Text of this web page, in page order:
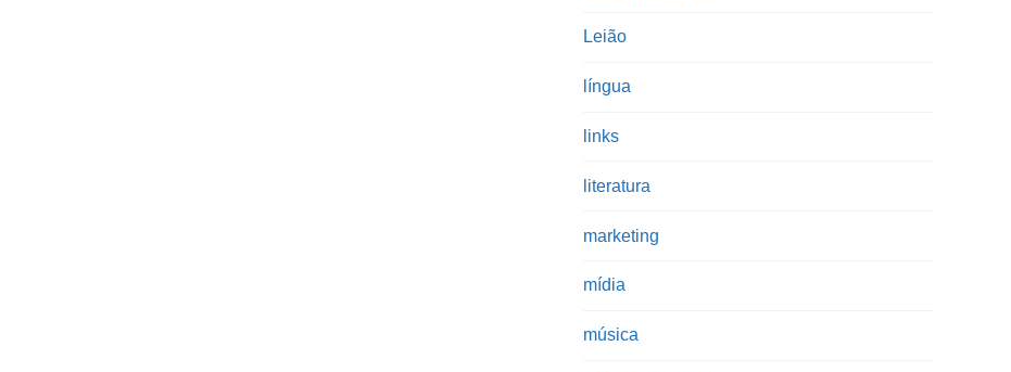
Leião
língua
links
literatura
marketing
mídia
música